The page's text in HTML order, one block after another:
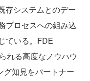
存システムとのデー
プロセスへの組み込
ている。FDE
れる高度なノウハウ
グ知見をパートナー